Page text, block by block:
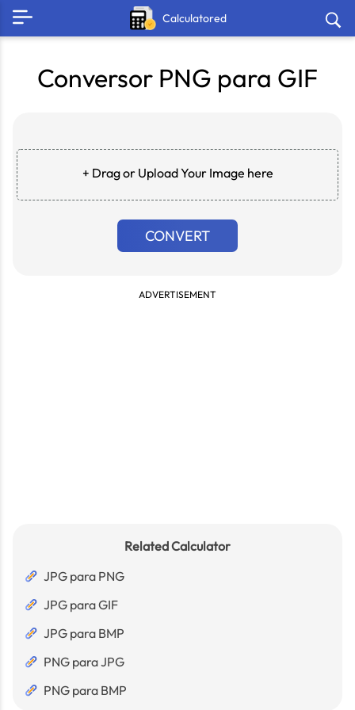
Calculatored
Conversor PNG para GIF
+ Drag or Upload Your Image here
CONVERT
ADVERTISEMENT
Related Calculator
JPG para PNG
JPG para GIF
JPG para BMP
PNG para JPG
PNG para BMP